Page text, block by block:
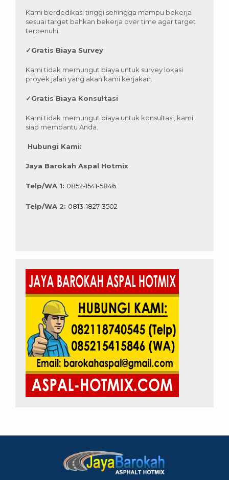
Kami berdedikasi tinggi sehingga mampu bekerja
sesuai target bahkan bekerja over time agar target
terpenuhi.
✓Gratis Biaya Survey
Kami tidak memungut biaya untuk survey lokasi
proyek jalan yang akan kami kerjakan.
✓Gratis Biaya Konsultasi
Kami tidak memungut biaya untuk konsultasi, kami
siap membantu Anda.
Hubungi Kami:
Jaya Barokah Aspal Hotmix
Telp/WA 1: 0852-1541-5846
Telp/WA 2: 0813-1827-3502